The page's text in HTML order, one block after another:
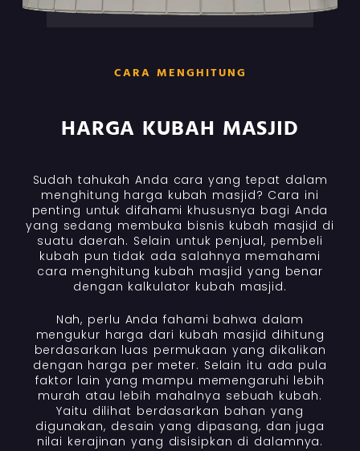
CARA MENGHITUNG
HARGA KUBAH MASJID
Sudah tahukah Anda cara yang tepat dalam
menghitung harga kubah masjid? Cara ini
penting untuk difahami khususnya bagi Anda
yang sedang membuka bisnis kubah masjid di
suatu daerah. Selain untuk penjual, pembeli
kubah pun tidak ada salahnya memahami
cara menghitung kubah masjid yang benar
dengan kalkulator kubah masjid.
Nah, perlu Anda fahami bahwa dalam
mengukur harga dari kubah masjid dihitung
berdasarkan luas permukaan yang dikalikan
dengan harga per meter. Selain itu ada pula
faktor lain yang mampu memengaruhi lebih
murah atau lebih mahalnya sebuah kubah.
Yaitu dilihat berdasarkan bahan yang
digunakan, desain yang dipasang, dan juga
nilai kerajinan yang disisipkan di dalamnya.